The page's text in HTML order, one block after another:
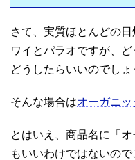
さて、実質ほとんどの
ワイとパラオですが、
どうしたらいいのでしょ
そんな場合はオーガニ
とはいえ、商品名に「
もいいわけではないの